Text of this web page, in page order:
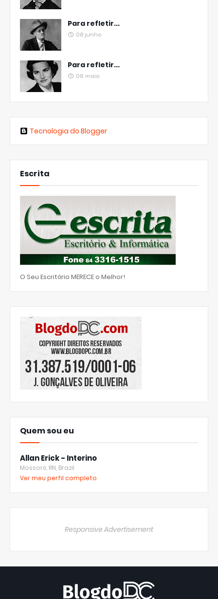
Para refletir...
08 junho
Para refletir...
06 maio
Tecnologia do Blogger
Escrita
O Seu Escritório MERECE o Melhor!
Quem sou eu
Allan Erick - Interino
Mossoró, RN, Brazil
Ver meu perfil completo
Responsive Advertisement